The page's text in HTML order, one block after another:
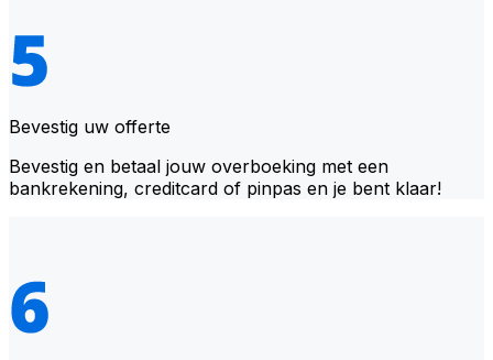
Bevestig uw offerte
Bevestig en betaal jouw overboeking met een
bankrekening, creditcard of pinpas en je bent klaar!